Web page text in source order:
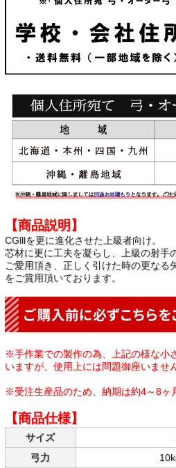
【商品説明】
CGlllを更に進化させた上級者向け。
芯材に更に工夫を凝らし、上級の射手
ご愛用頂き、正しく引けた時の更なる
をご賞用頂いております。
※手作業での製作の為、上記の様な小
いますが、使用上には問題御座いませ
※受注生産品のため、納期は約4～8ヶ
【商品仕様】
サイズ
弓力